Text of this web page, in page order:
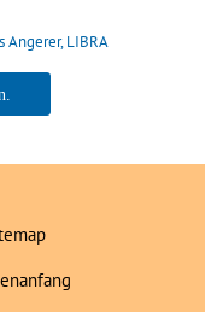
Angerer, LIBRA